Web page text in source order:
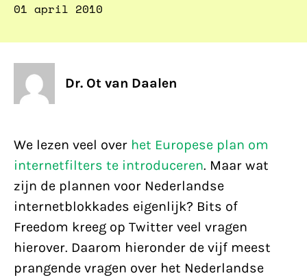
01 april 2010
Dr. Ot van Daalen
We lezen veel over het Europese plan om
internetfilters te introduceren. Maar wat
zijn de plannen voor Nederlandse
internetblokkades eigenlijk? Bits of
Freedom kreeg op Twitter veel vragen
hierover. Daarom hieronder de vijf meest
prangende vragen over het Nederlandse